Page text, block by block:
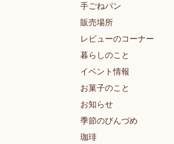
手ごねパン
販売場所
レビューのコーナー
暮らしのこと
イベント情報
お菓子のこと
お知らせ
季節のびんづめ
珈琲